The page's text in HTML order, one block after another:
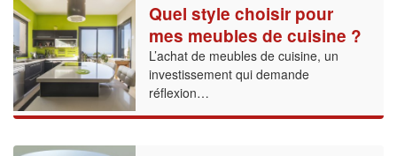
Quel style choisir pour
mes meubles de cuisine ?
L’achat de meubles de cuisine, un
investissement qui demande
réflexion…